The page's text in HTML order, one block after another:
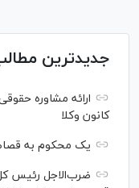
جدیدترین
کانون وکلا
یک محکوم به
ضرب‌الاجل رئیس